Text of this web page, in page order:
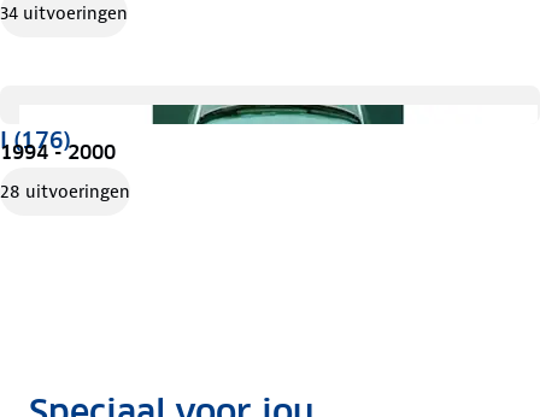
34 uitvoeringen
I (176)
1994 - 2000
28 uitvoeringen